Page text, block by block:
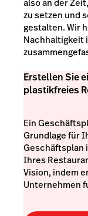
also an der
zu setzen und
gestalten. Wir
Nachhaltigkeit
Erstellen Sie
plastikfreies
Ein
Grundlage für
Geschäftsplan
Ihres
Vision, indem
Unternehmen